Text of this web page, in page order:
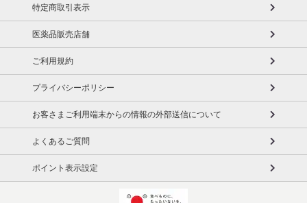
特定商取引表示
医薬品販売店舗
ご利用規約
プライバシーポリシー
お客さまご利用端末からの情報の外部送信について
よくあるご質問
ポイント表示設定